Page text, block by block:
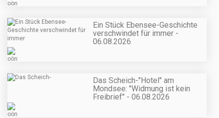
Ein Stück Ebensee-Geschichte
verschwindet für immer -
06.08.2026
Das Scheich-"Hotel" am
Mondsee: "Widmung ist kein
Freibrief" - 06.08.2026